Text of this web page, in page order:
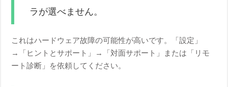
ラが選べません。
これはハードウェア故障の可能性が高いです。「設定」
→「ヒントとサポート」→「対面サポート」または「リモ
ート診断」を依頼してください。